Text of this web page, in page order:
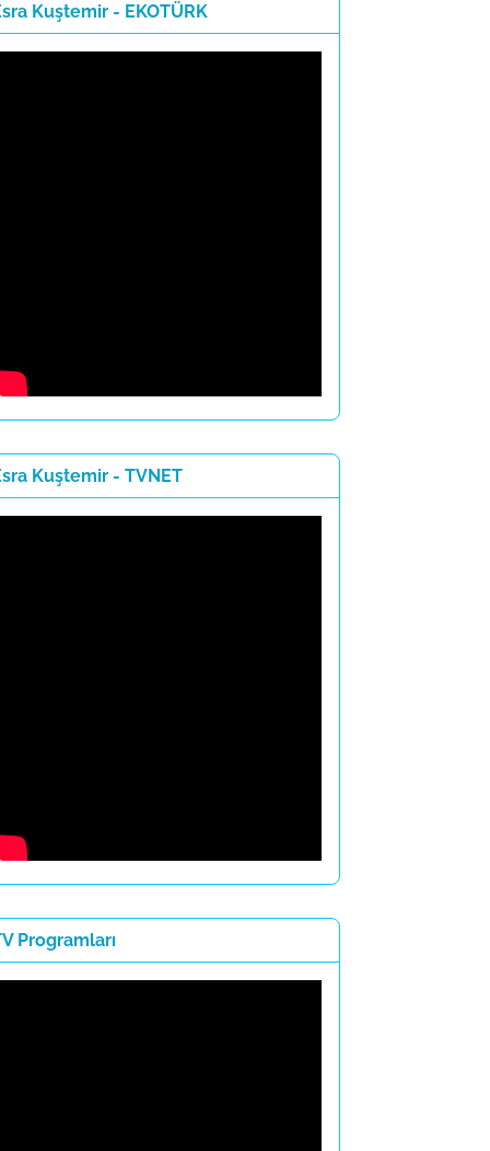
Kuştemir - EKOTÜRK
Kuştemir - TVNET
Programları